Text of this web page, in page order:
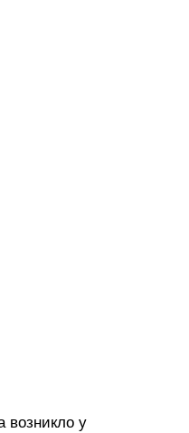
возникло у